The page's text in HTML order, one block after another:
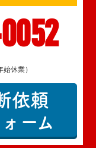
休業）
依頼
ーム